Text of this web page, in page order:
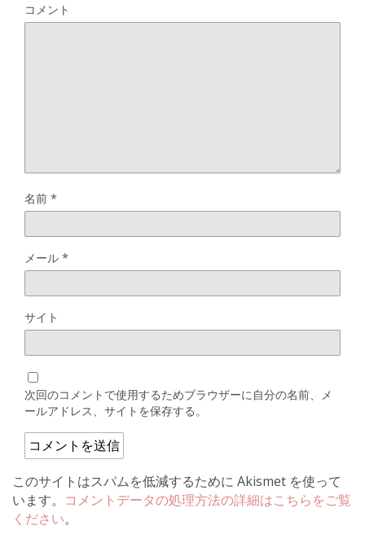
コメント
名前 *
メール *
サイト
次回のコメントで使用するためブラウザーに自分の名前、メ
ールアドレス、サイトを保存する。
このサイトはスパムを低減するために Akismet を使って
います。 コメントデータの処理方法の詳細はこちらをご覧
ください。